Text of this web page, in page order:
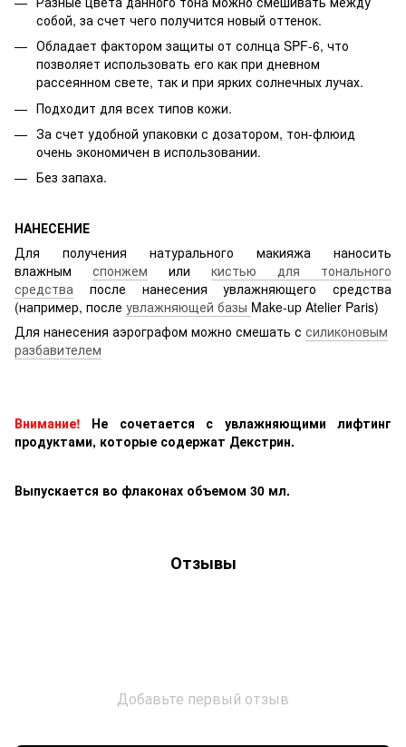
собой, за счет чего получится новый оттенок.
Обладает фактором защиты от солнца SPF-6, что
позволяет использовать его как при дневном
рассеянном свете, так и при ярких солнечных лучах.
Подходит для всех типов кожи.
За счет удобной упаковки с дозатором, тон-флюид
очень экономичен в использовании.
Без запаха.
НАНЕСЕНИЕ
Для получения натурального макияжа наносить
влажным спонжем или кистью для тонального
средства после нанесения увлажняющего средства
(например, после увлажняющей базы Make-up Atelier Paris)
Для нанесения аэрографом можно смешать с силиконовым
разбавителем
Внимание! Не сочетается с увлажняющими лифтинг
продуктами, которые содержат Декстрин.
Выпускается во флаконах объемом 30 мл.
Отзывы
Добавьте первый отзыв